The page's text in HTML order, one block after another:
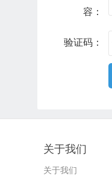
容：
验证码：
关于我们
关于我们